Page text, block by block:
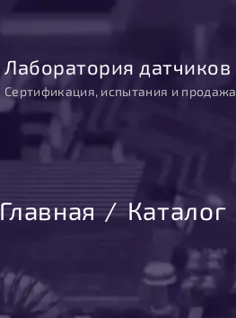
Лаборатория
Сертификация, испытания и
Главная Каталог